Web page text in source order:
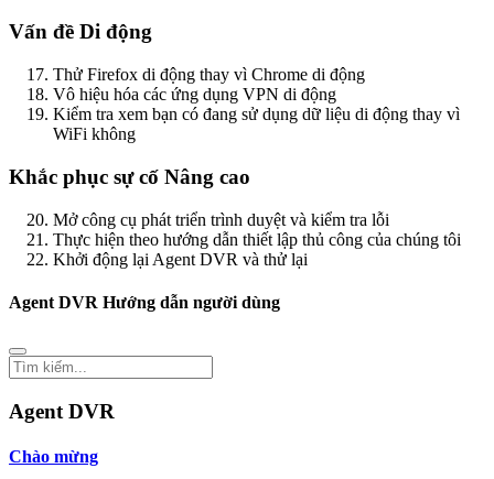
Vấn đề Di động
Thử Firefox di động thay vì Chrome di động
Vô hiệu hóa các ứng dụng VPN di động
Kiểm tra xem bạn có đang sử dụng dữ liệu di động thay vì
WiFi không
Khắc phục sự cố Nâng cao
Mở công cụ phát triển trình duyệt và kiểm tra lỗi
Thực hiện theo hướng dẫn thiết lập thủ công của chúng tôi
Khởi động lại Agent DVR và thử lại
Agent DVR Hướng dẫn người dùng
Agent DVR
Chào mừng